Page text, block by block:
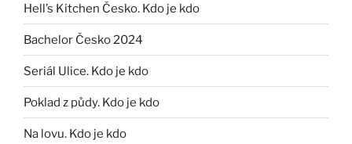
Hell’s Kitchen Česko. Kdo je kdo
Bachelor Česko 2024
Seriál Ulice. Kdo je kdo
Poklad z půdy. Kdo je kdo
Na lovu. Kdo je kdo